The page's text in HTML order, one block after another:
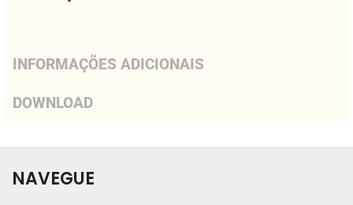
INFORMAÇÕES ADICIONAIS
DOWNLOAD
NAVEGUE